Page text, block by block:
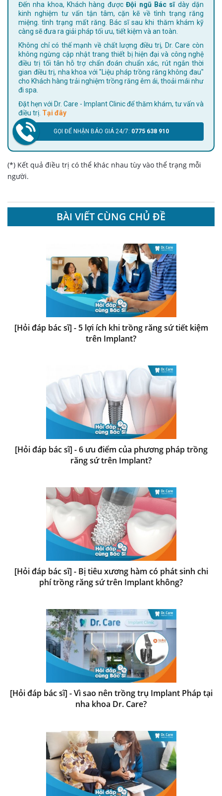
Đến nha khoa, Khách hàng đượcĐội ngũ Bác sĩdày dặn
kinh nghiệm tư vấn tận tâm, cặn kẽ về tình trạng răng
miệng. tình trạng mất răng. Bác sĩ sau khi thăm khám kỹ
càng sẽ đưa ra giải pháp tối ưu, tiết kiệm và an toàn.
Không chỉ có thế mạnh về chất lượng điều trị, Dr. Care còn
không ngừng cập nhật trang thiết bị hiện đại và công nghệ
điều trị tối tân hỗ trợ chẩn đoán chuẩn xác, rút ngắn thời
gian điều trị, nha khoa với "Liệu pháp trồng răng không đau"
cho Khách hàng trải nghiệm trồng răng êm ái, thoải mái như
đi spa.
Đặt hẹn với Dr. Care - Implant Clinic để thăm khám, tư vấn và
điều trị. Tại đây
GỌI ĐỂ NHẬN BÁO GIÁ 24/7: 0775 638 910
(*) Kết quả điều trị có thể khác nhau tùy vào thể trạng mỗi
người.
BÀI VIẾT CÙNG CHỦ ĐỀ
[Hỏi đáp bác sĩ] - 5 lợi ích khi trồng răng sứ tiết kiệm
trên Implant?
[Hỏi đáp bác sĩ] - 6 ưu điểm của phương pháp trồng
răng sứ trên Implant?
[Hỏi đáp bác sĩ] - Bị tiêu xương hàm có phát sinh chi
phí trồng răng sứ trên Implant không?
[Hỏi đáp bác sĩ] - Vì sao nên trồng trụ Implant Pháp tại
nha khoa Dr. Care?